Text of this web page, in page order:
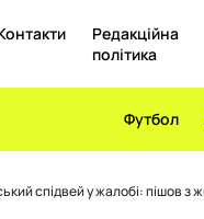
Редакційна
політика
Футбол
спідвей у жалобі: пішов з